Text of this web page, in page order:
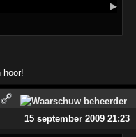
▶
hoor!
15 september 2009 21:23